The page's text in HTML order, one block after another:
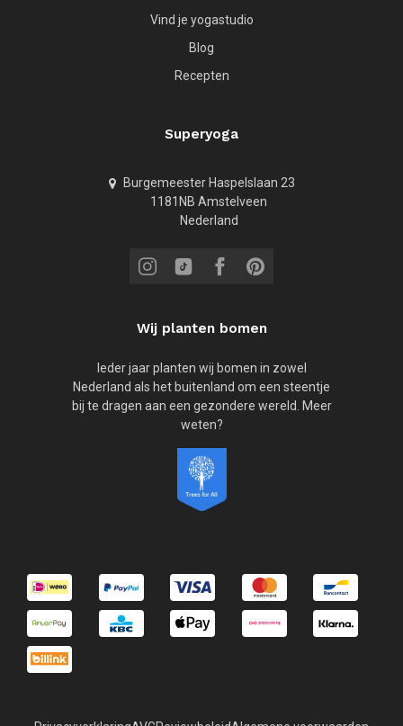
Vind je yogastudio
Blog
Recepten
Superyoga
Burgemeester Haspelslaan 23
1181NB Amstelveen
Nederland
Wij planten bomen
Ieder jaar planten wij bomen in zowel
Nederland als het buitenland om een steentje
bij te dragen aan een gezondere wereld. Meer
weten?